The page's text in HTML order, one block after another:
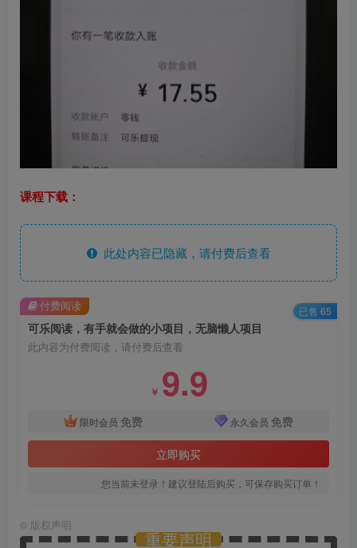
课程下载：
此处内容已隐藏，请付费后查看
可乐阅读，有手就会做的小项目，无脑懒人项目
此内容为付费阅读，请付费后查看
￥ 9.9
限时会员 免费 永久会员 免费
立即购买
您当前未登录！建议登陆后购买，可保存购买订单！
付费阅读 已售 65
© 版权声明
重要声明